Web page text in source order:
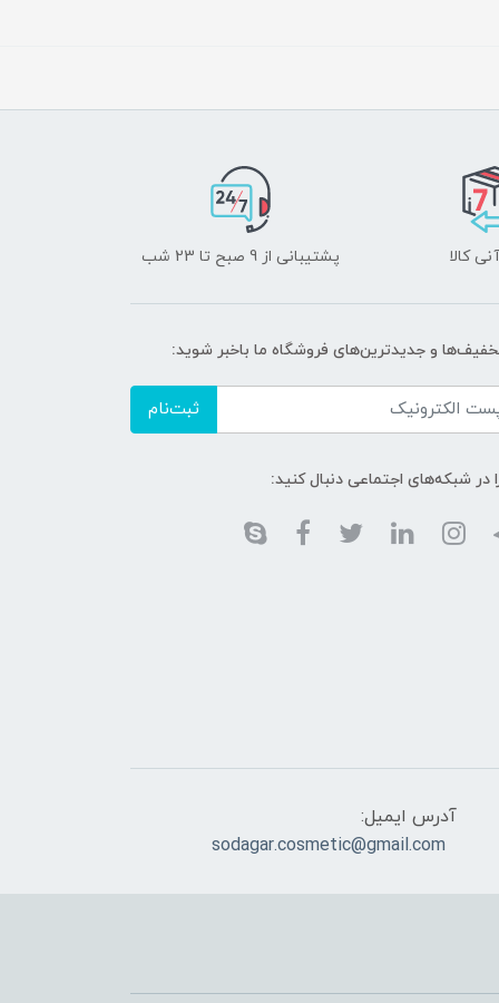
کالا پشتیبانی از 9 صبح تا 23 شب
و جدیدترین‌های فروشگاه ما باخبر شوید:
ثبت‌نام
در شبکه‌های اجتماعی دنبال کنید:
آدرس ایمیل:
sodagar.cosmetic@gmail.com